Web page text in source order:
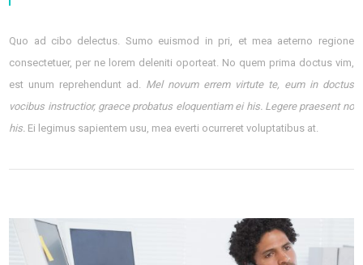
Quo ad cibo delectus. Sumo euismod in pri, et mea aeterno regione
consectetuer, per ne lorem deleniti oporteat. No quem prima doctus vim,
est unum reprehendunt ad. Mel novum errem virtute te, eum in doctus
vocibus instructior, graece probatus eloquentiam ei his. Legere praesent no
his. Ei legimus sapientem usu, mea everti ocurreret voluptatibus at.